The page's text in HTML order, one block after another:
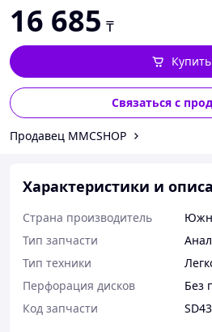
16 685 ₸
Купить
Связаться с
Продавец MMCSHOP
Характеристики и
Страна производитель
Тип запчасти
Тип техники
Перфорация дисков
Без
Код запчасти